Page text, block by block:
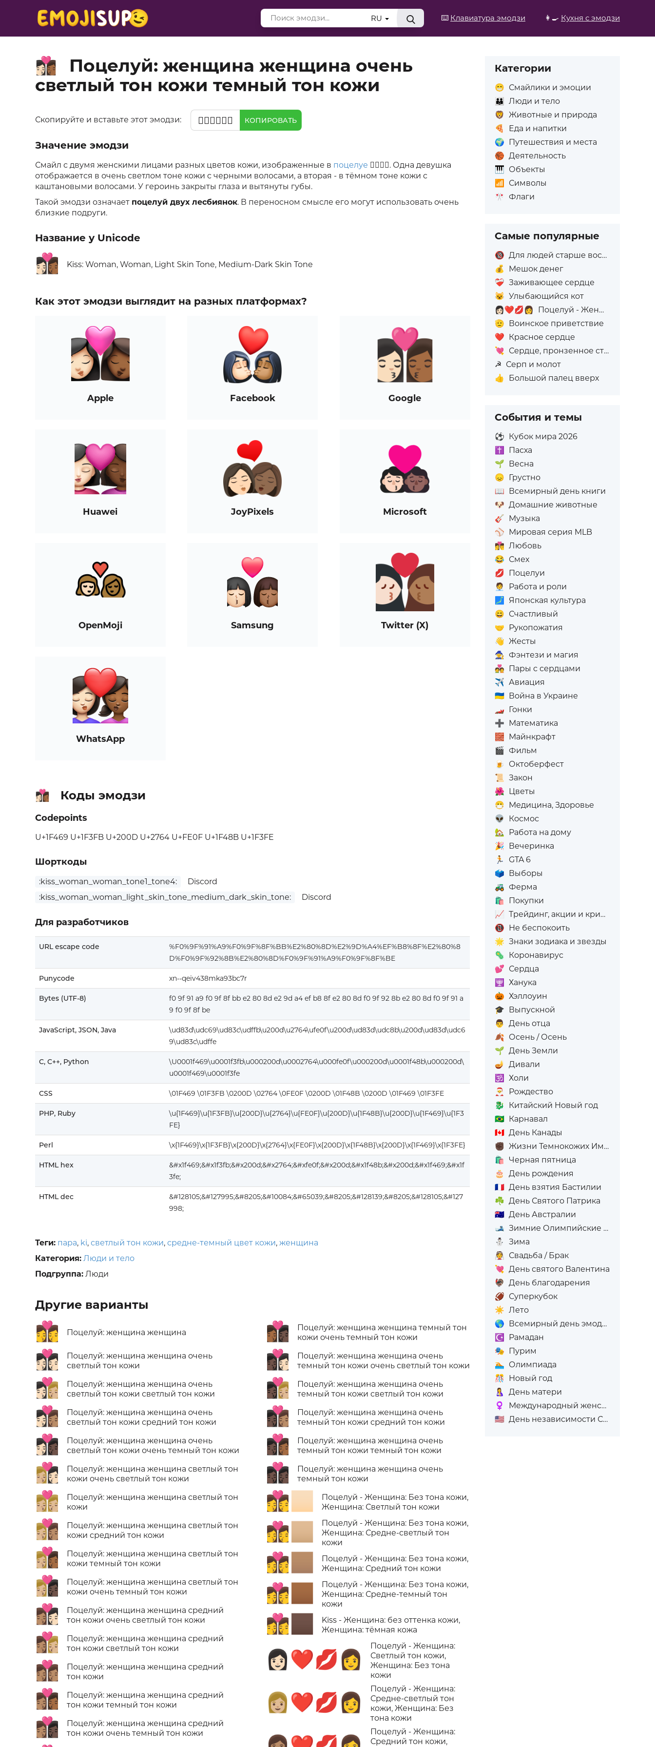
⌨️ Клавиатура эмодзи 👩‍🍳 Кухня с эмодзи
RU
👩🏻‍❤️‍💋‍👩🏾
Поцелуй: женщина женщина очень
светлый тон кожи темный тон кожи
Скопируйте и вставьте этот эмодзи: 👩🏻‍❤️‍💋‍👩🏾 КОПИРОВАТЬ
Значение эмодзи
Смайл с двумя женскими лицами разных цветов кожи, изображенные в поцелуе 👩‍❤️‍💋‍👩. Одна девушка
отображается в очень светлом тоне кожи с черными волосами, а вторая - в тёмном тоне кожи с
каштановыми волосами. У героинь закрыты глаза и вытянуты губы.
Такой эмодзи означает поцелуй двух лесбиянок. В переносном смысле его могут использовать очень
близкие подруги.
Название у Unicode
👩🏻‍❤️‍💋‍👩🏾 Kiss: Woman, Woman, Light Skin Tone, Medium-Dark Skin Tone
Как этот эмодзи выглядит на разных платформах?
Apple Facebook Google
Huawei JoyPixels Microsoft
OpenMoji Samsung Twitter (X)
WhatsApp
👩🏻‍❤️‍💋‍👩🏾 Коды эмодзи
Codepoints
U+1F469 U+1F3FB U+200D U+2764 U+FE0F U+1F48B U+1F3FE
Шорткоды
:kiss_woman_woman_tone1_tone4:
Discord
:kiss_woman_woman_light_skin_tone_medium_dark_skin_tone:
Discord
Для разработчиков
URL escape code
%F0%9F%91%A9%F0%9F%8F%BB%E2%80%8D%E2%9D%A4%EF%B8%8F%E2%80%8
D%F0%9F%92%8B%E2%80%8D%F0%9F%91%A9%F0%9F%8F%BE
Punycode xn--qeiv438mka93bc7r
Bytes (UTF-8)
f0 9f 91 a9 f0 9f 8f bb e2 80 8d e2 9d a4 ef b8 8f e2 80 8d f0 9f 92 8b e2 80 8d f0 9f 91 a
9 f0 9f 8f be
JavaScript, JSON, Java
\ud83d\udc69\ud83c\udffb\u200d\u2764\ufe0f\u200d\ud83d\udc8b\u200d\ud83d\udc6
9\ud83c\udffe
C, C++, Python
\U0001f469\u0001f3fb\u000200d\u0002764\u000fe0f\u000200d\u0001f48b\u000200d\
u0001f469\u0001f3fe
CSS \01F469 \01F3FB \0200D \02764 \0FE0F \0200D \01F48B \0200D \01F469 \01F3FE
PHP, Ruby
\u{1F469}\u{1F3FB}\u{200D}\u{2764}\u{FE0F}\u{200D}\u{1F48B}\u{200D}\u{1F469}\u{1F3
FE}
Perl \x{1F469}\x{1F3FB}\x{200D}\x{2764}\x{FE0F}\x{200D}\x{1F48B}\x{200D}\x{1F469}\x{1F3FE}
HTML hex
&#x1f469;&#x1f3fb;&#x200d;&#x2764;&#xfe0f;&#x200d;&#x1f48b;&#x200d;&#x1f469;&#x1f
3fe;
HTML dec
&#128105;&#127995;&#8205;&#10084;&#65039;&#8205;&#128139;&#8205;&#128105;&#127
998;
Теги: пара, ki, светлый тон кожи, средне-темный цвет кожи, женщина
Категория: Люди и тело
Подгруппа: Люди
Другие варианты
👩‍❤️‍💋‍👩 Поцелуй: женщина женщина
👩🏻‍❤️‍💋‍👩🏻
Поцелуй: женщина женщина очень
светлый тон кожи
👩🏻‍❤️‍💋‍👩🏼
Поцелуй: женщина женщина очень
светлый тон кожи светлый тон кожи
👩🏻‍❤️‍💋‍👩🏽
Поцелуй: женщина женщина очень
светлый тон кожи средний тон кожи
👩🏻‍❤️‍💋‍👩🏿
Поцелуй: женщина женщина очень
светлый тон кожи очень темный тон кожи
👩🏼‍❤️‍💋‍👩🏻
Поцелуй: женщина женщина светлый тон
кожи очень светлый тон кожи
👩🏼‍❤️‍💋‍👩🏼
Поцелуй: женщина женщина светлый тон
кожи
👩🏼‍❤️‍💋‍👩🏽
Поцелуй: женщина женщина светлый тон
кожи средний тон кожи
👩🏼‍❤️‍💋‍👩🏾
Поцелуй: женщина женщина светлый тон
кожи темный тон кожи
👩🏼‍❤️‍💋‍👩🏿
Поцелуй: женщина женщина светлый тон
кожи очень темный тон кожи
👩🏽‍❤️‍💋‍👩🏻
Поцелуй: женщина женщина средний
тон кожи очень светлый тон кожи
👩🏽‍❤️‍💋‍👩🏼
Поцелуй: женщина женщина средний
тон кожи светлый тон кожи
👩🏽‍❤️‍💋‍👩🏽
Поцелуй: женщина женщина средний
тон кожи
👩🏽‍❤️‍💋‍👩🏾
Поцелуй: женщина женщина средний
тон кожи темный тон кожи
👩🏽‍❤️‍💋‍👩🏿
Поцелуй: женщина женщина средний
тон кожи очень темный тон кожи
👩🏾‍❤️‍💋‍👩🏿
Поцелуй: женщина женщина темный тон
кожи очень темный тон кожи
👩🏿‍❤️‍💋‍👩🏻
Поцелуй: женщина женщина очень
темный тон кожи очень светлый тон кожи
👩🏿‍❤️‍💋‍👩🏼
Поцелуй: женщина женщина очень
темный тон кожи светлый тон кожи
👩🏿‍❤️‍💋‍👩🏽
Поцелуй: женщина женщина очень
темный тон кожи средний тон кожи
👩🏿‍❤️‍💋‍👩🏾
Поцелуй: женщина женщина очень
темный тон кожи темный тон кожи
👩🏿‍❤️‍💋‍👩🏿
Поцелуй: женщина женщина очень
темный тон кожи
👩‍❤️‍💋‍👩🏻
Поцелуй - Женщина: Без тона кожи,
Женщина: Светлый тон кожи
👩‍❤️‍💋‍👩🏼
Поцелуй - Женщина: Без тона кожи,
Женщина: Средне-светлый тон
кожи
👩‍❤️‍💋‍👩🏽
Поцелуй - Женщина: Без тона кожи,
Женщина: Средний тон кожи
👩‍❤️‍💋‍👩🏾
Поцелуй - Женщина: Без тона кожи,
Женщина: Средне-темный тон
кожи
👩‍❤️‍💋‍👩🏿
Kiss - Женщина: без оттенка кожи,
Женщина: тёмная кожа
👩🏻‍❤️‍💋‍👩
Поцелуй - Женщина:
Светлый тон кожи,
Женщина: Без тона
кожи
👩🏼‍❤️‍💋‍👩
Поцелуй - Женщина:
Средне-светлый тон
кожи, Женщина: Без
тона кожи
Поцелуй - Женщина:
Средний тон кожи,
Категории
😁 Смайлики и эмоции
👪
Люди и тело
🦁 Животные и природа
🍕
Еда и напитки
🌍 Путешествия и места
🏀 Деятельность
🎹 Объекты
📶
Символы
🎌 Флаги
Самые популярные
🔞 Для людей старше восемнадцати лет
💰
Мешок денег
❤️‍🩹 Заживающее сердце
😺 Улыбающийся кот
👩🏻‍❤️‍💋‍👩
Поцелуй - Женщина: Светлый тон кожи, Женщина: Без тона кожи
🫡 Воинское приветствие
❤️ Красное сердце
💘 Сердце, пронзенное стрелой
☭ Серп и молот
👍
Большой палец вверх
События и темы
⚽ Кубок мира 2026
✝️
Пасха
🌱 Весна
😞 Грустно
📖 Всемирный день книги
🐶 Домашние животные
🎸 Музыка
⚾ Мировая серия MLB
👩‍❤️‍💋‍👨 Любовь
😂 Смех
💋 Поцелуи
🧑‍💼
Работа и роли
🗾
Японская культура
😄 Счастливый
🤝 Рукопожатия
👋 Жесты
🧙 Фэнтези и магия
💑 Пары с сердцами
✈️ Авиация
🇺🇦 Война в Украине
🏎️ Гонки
➕ Математика
🧱 Майнкрафт
🎬 Фильм
🍺
Октоберфест
📜 Закон
🌺 Цветы
😷 Медицина, Здоровье
👽
Космос
🏡
Работа на дому
🎉 Вечеринка
🏃
GTA 6
🗳️ Выборы
🚜 Ферма
🛍️
Покупки
📈 Трейдинг, акции и криптовалюта
📵 Не беспокоить
🌟 Знаки зодиака и звезды
🦠 Коронавирус
💕 Сердца
🕎
Ханука
🎃 Хэллоуин
🎓 Выпускной
👨 День отца
🍂 Осень / Осень
🌱 День Земли
🪔 Дивали
🕉️
Холи
🎅
Рождество
🐉
Китайский Новый год
🇧🇷 Карнавал
🇨🇦 День Канады
✊🏿 Жизни Темнокожих Имеют Значение
🛍️
Черная пятница
🎂
День рождения
🇫🇷 День взятия Бастилии
☘️ День Святого Патрика
🇦🇺 День Австралии
🎿 Зимние Олимпийские игры
⛄
Зима
👰 Свадьба / Брак
💘 День святого Валентина
🦃 День благодарения
🏈 Суперкубок
☀️ Лето
🌎 Всемирный день эмодзи
☪️
Рамадан
🎭 Пурим
🏊 Олимпиада
🎊
Новый год
🤱
День матери
♀️
Международный женский день (8-е марта)
🇺🇸 День независимости США